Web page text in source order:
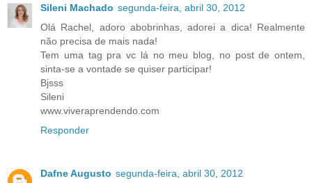
Sileni Machado segunda-feira, abril 30, 2012
Olá Rachel, adoro abobrinhas, adorei a dica! Realmente
não precisa de mais nada!
Tem uma tag pra vc lá no meu blog, no post de ontem,
sinta-se a vontade se quiser participar!
Bjsss
Sileni
www.viveraprendendo.com
Responder
Dafne Augusto segunda-feira, abril 30, 2012